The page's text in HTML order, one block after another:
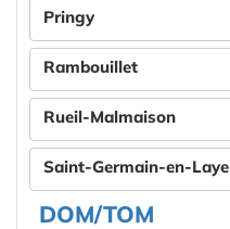
Pringy
Rambouillet
Rueil-Malmaison
Saint-Germain-en-Laye
DOM/TOM